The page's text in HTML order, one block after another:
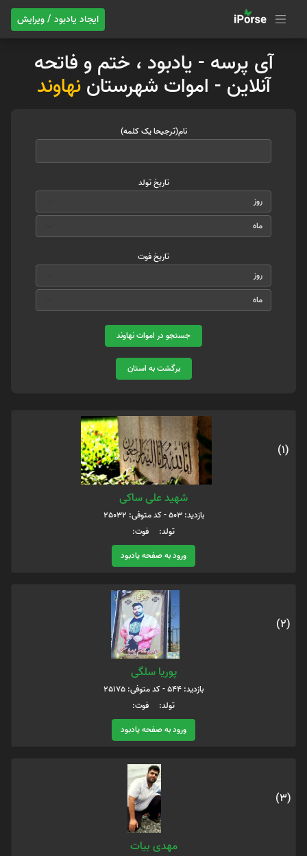
ایجاد یادبود / ویرایش
آی پرسه - یادبود ، ختم و فاتحه
آنلاین - اموات شهرستاننهاوند
نام(ترجیحا یک کلمه)
تاریخ تولد
تاریخ فوت
جستجو در اموات نهاوند
برگشت به استان
(1)
شهید علی ساکی
بازدید: 503 - کد متوفی: 25032
تولد: فوت:
ورود به صفحه یادبود
(2)
پوریا سلگی
بازدید: 544 - کد متوفی: 25175
تولد: فوت:
ورود به صفحه یادبود
(3)
مهدی بیات